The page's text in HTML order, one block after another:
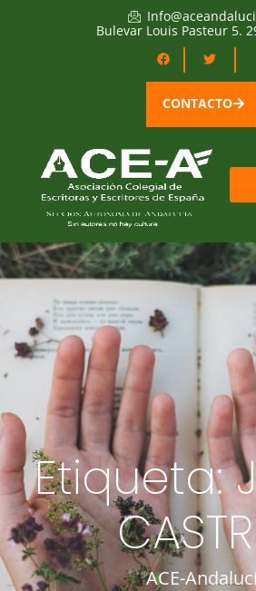
Bulevar Louis Pasteur 5.
CONTACTO
Etiqueta:
ACE-